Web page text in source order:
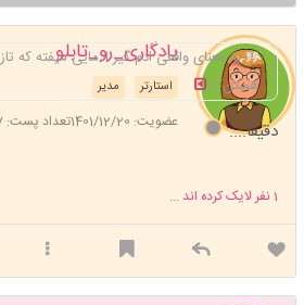
یادگاری_رو_تابلو
مدیر استارتر
عضویت: 1401/12/20 تعداد پست: 8877
به معنای واقعی ادم گیر ادمایی میفته که
هستن✅
دقیقا....
1نفر لایک کرده اند ...